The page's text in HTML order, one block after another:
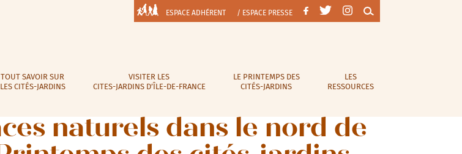
ESPACE ADHÉRENT / ESPACE PRESSE
TOUT SAVOIR SUR
LES CITÉS-JARDINS
VISITER LES
CITES-JARDINS D’ÎLE-DE-FRANCE
LE PRINTEMPS DES
CITÉS-JARDINS
LES
RESSOURCES
naturels dans le nord de